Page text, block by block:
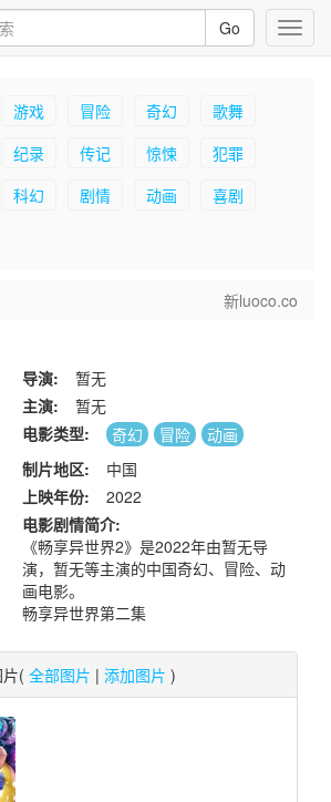
Go
游戏 冒险 奇幻
歌舞
纪录 传记 惊悚
犯罪
科幻 剧情 动画
喜剧
新luoco.co
导演:
暂无
主演:
暂无
电影类型:
奇幻 冒险
动画
制片地区:
中国
上映年份:
2022
电影剧情简介:
《畅享异世界2》是2022年由暂无导
演，暂无等主演的中国奇幻、冒险、动
画电影。
畅享异世界第二集
( 全部图片 | 添加图片 )